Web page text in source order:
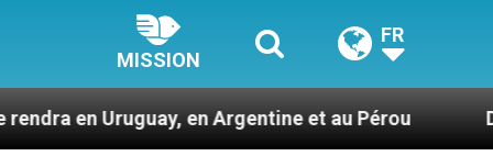
MISSION
FR
en Argentine et au Pérou Des prophètes